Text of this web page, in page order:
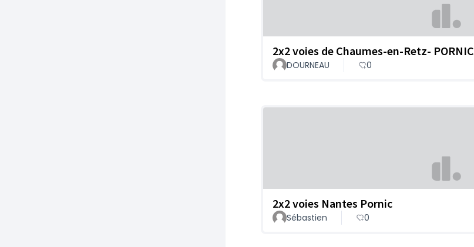
2x2 voies de Chaumes-en-Retz- PORNIC
DOURNEAU 0
2x2 voies Nantes Pornic
Sébastien 0